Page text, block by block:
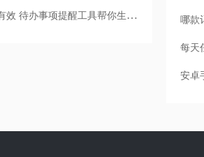
待办事项提醒如何更有效 待办事项提醒工具帮你生活更轻松
每天
安卓